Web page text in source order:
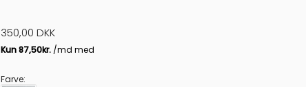
350,00 DKK
Farve: